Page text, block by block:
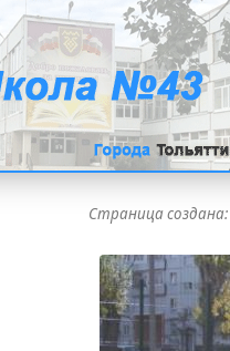
Страница создана: